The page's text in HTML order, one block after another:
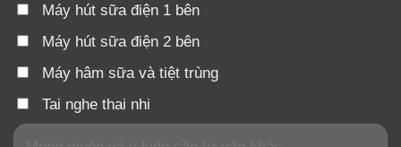
Máy hút sữa điện 1 bên
Máy hút sữa điện 2 bên
Máy hâm sữa và tiệt trùng
Tai nghe thai nhi